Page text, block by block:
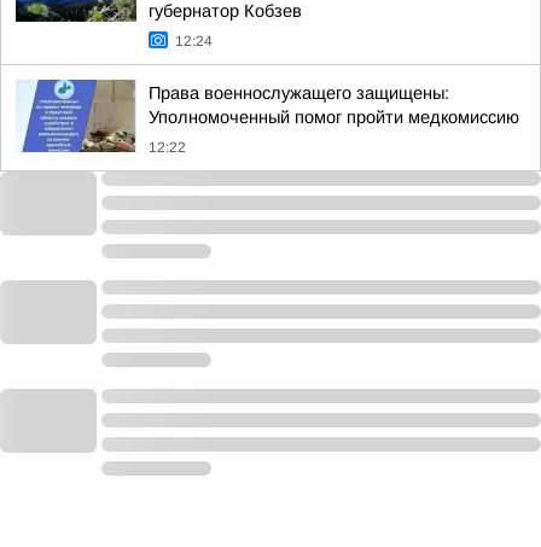
губернатор Кобзев
12:24
Права военнослужащего защищены:
Уполномоченный помог пройти медкомиссию
12:22